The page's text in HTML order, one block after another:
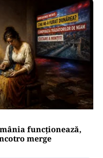
funcționează,
merge